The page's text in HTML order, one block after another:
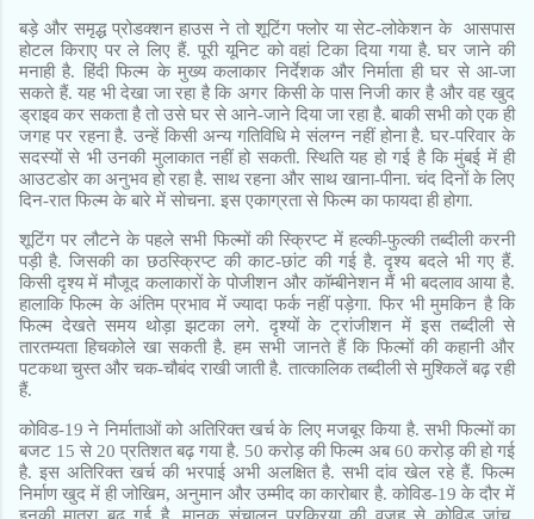
बड़े और समृद्ध प्रोडक्शन हाउस ने तो शूटिंग फ्लोर या सेट-लोकेशन के आसपास
होटल किराए पर ले लिए हैं. पूरी यूनिट को वहां टिका दिया गया है. घर जाने की
मनाही है. हिंदी फिल्म के मुख्य कलाकार निर्देशक और निर्माता ही घर से आ-जा
सकते हैं. यह भी देखा जा रहा है कि अगर किसी के पास निजी कार है और वह खुद
ड्राइव कर सकता है तो उसे घर से आने-जाने दिया जा रहा है. बाकी सभी को एक ही
जगह पर रहना है. उन्हें किसी अन्य गतिविधि मे संलग्न नहीं होना है. घर-परिवार के
सदस्यों से भी उनकी मुलाकात नहीं हो सकती. स्थिति यह हो गई है कि मुंबई में ही
आउटडोर का अनुभव हो रहा है. साथ रहना और साथ खाना-पीना. चंद दिनों के लिए
दिन-रात फिल्म के बारे में सोचना. इस एकाग्रता से फिल्म का फायदा ही होगा.
शूटिंग पर लौटने के पहले सभी फिल्मों की स्क्रिप्ट में हल्की-फुल्की तब्दीली करनी
पड़ी है. जिसकी का छठस्क्रिप्ट की काट-छांट की गई है. दृश्य बदले भी गए हैं.
किसी दृश्य में मौजूद कलाकारों के पोजीशन और कॉम्बीनेशन मैं भी बदलाव आया है.
हालाकि फिल्म के अंतिम प्रभाव में ज्यादा फर्क नहीं पड़ेगा. फिर भी मुमकिन है कि
फिल्म देखते समय थोड़ा झटका लगे. दृश्यों के ट्रांजीशन में इस तब्दीली से
तारतम्यता हिचकोले खा सकती है. हम सभी जानते हैं कि फिल्मों की कहानी और
पटकथा चुस्त और चक-चौबंद राखी जाती है. तात्कालिक तब्दीली से मुश्किलें बढ़ रही
हैं.
कोविड-19 ने निर्माताओं को अतिरिक्त खर्च के लिए मजबूर किया है. सभी फिल्मों का
बजट 15 से 20 प्रतिशत बढ़ गया है. 50 करोड़ की फिल्म अब 60 करोड़ की हो गई
है. इस अतिरिक्त खर्च की भरपाई अभी अलक्षित है. सभी दांव खेल रहे हैं. फिल्म
निर्माण खुद में ही जोखिम, अनुमान और उम्मीद का कारोबार है. कोविड-19 के दौर में
इनकी मात्रा बढ़ गई है. मानक संचालन प्रक्रिया की वजह से कोविड जांच,